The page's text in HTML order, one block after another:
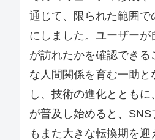
通じて、限られた範囲で
にしました。ユーザーが
が訪れたかを確認でき
な人間関係を育む一助
し、技術の進化ととも
が普及し始めると、SNS
もまた大きな転換期を迎